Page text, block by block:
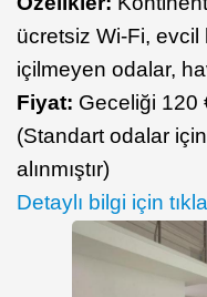
ücretsiz Wi-Fi,
içilmeyen odalar,
Fiyat: Geceliği 120
(Standart odalar
alınmıştır)
Detaylı bilgi için